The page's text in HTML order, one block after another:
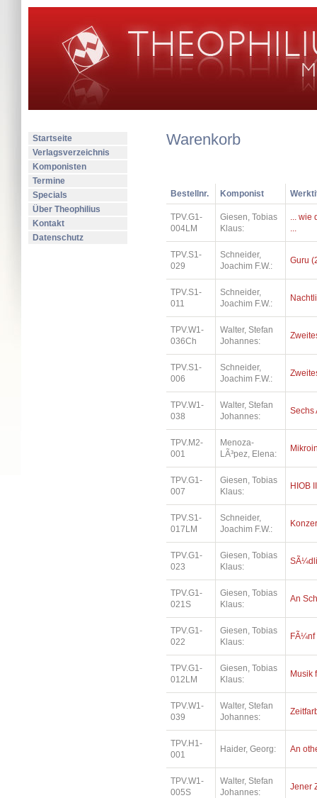
Startseite
Verlagsverzeichnis
Komponisten
Termine
Specials
Über Theophilius
Kontakt
Datenschutz
Warenkorb
Bestellnr. Komponist
TPV.G1-
004LM
Giesen, Tobias
Klaus:
... wie
...
TPV.S1-
029
Schneider,
Joachim F.W.:
Guru
TPV.S1-
011
Schneider,
Joachim F.W.:
TPV.W1-
036Ch
Walter, Stefan
Johannes:
TPV.S1-
006
Schneider,
Joachim F.W.:
TPV.W1-
038
Walter, Stefan
Johannes:
Sechs
TPV.M2-
001
Menoza-
LÃ³pez, Elena:
TPV.G1-
007
Giesen, Tobias
Klaus:
HIOB II
TPV.S1-
017LM
Schneider,
Joachim F.W.:
TPV.G1-
023
Giesen, Tobias
Klaus:
TPV.G1-
021S
Giesen, Tobias
Klaus:
An
TPV.G1-
022
Giesen, Tobias
Klaus:
FÃ¼nf
TPV.G1-
012LM
Giesen, Tobias
Klaus:
Musik
TPV.W1-
039
Walter, Stefan
Johannes:
TPV.H1-
001
Haider, Georg: An
TPV.W1-
005S
Walter, Stefan
Johannes:
Jener